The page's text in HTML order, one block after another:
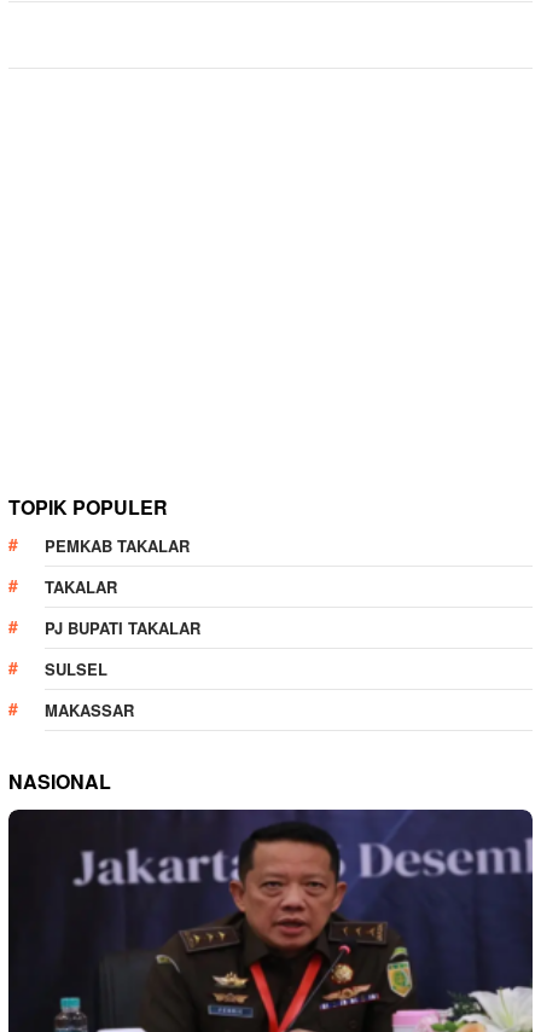
TOPIK POPULER
PEMKAB TAKALAR
TAKALAR
PJ BUPATI TAKALAR
SULSEL
MAKASSAR
NASIONAL